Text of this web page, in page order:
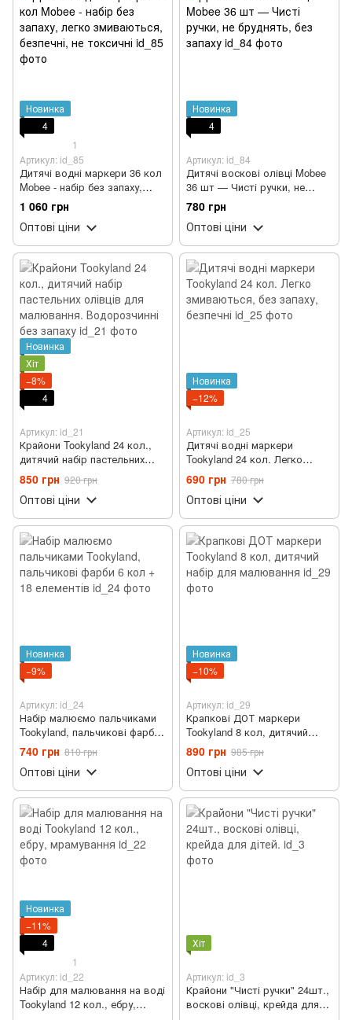
Новинка
4
1
Артикул: id_85
Дитячі водні маркери 36 кол
Mobee - набір без запаху,
легко змиваються, безпечні,
не токсичні
1 060 грн
Оптові ціни
Новинка
4
Артикул: id_84
Дитячі воскові олівці Mobee
36 шт — Чисті ручки, не
бруднять, без запаху
780 грн
Оптові ціни
Новинка
Хіт
−8%
4
Артикул: id_21
Крайони Tookyland 24 кол.,
дитячий набір пастельних
олівців для малювання.
Водорозчинні без запаху
850 грн 920 грн
Оптові ціни
Новинка
−12%
Артикул: id_25
Дитячі водні маркери
Tookyland 24 кол. Легко
змиваються, без запаху,
безпечні
690 грн 780 грн
Оптові ціни
Новинка
−9%
Артикул: id_24
Набір малюємо пальчиками
Tookyland, пальчикові фарби
6 кол + 18 елементів
740 грн 810 грн
Оптові ціни
Новинка
−10%
Артикул: id_29
Крапкові ДОТ маркери
Tookyland 8 кол, дитячий
набір для малювання
890 грн 985 грн
Оптові ціни
Новинка
−11%
4
1
Артикул: id_22
Набір для малювання на воді
Tookyland 12 кол., ебру,
Хіт
Артикул: id_3
Крайони "Чисті ручки" 24шт.,
воскові олівці, крейда для